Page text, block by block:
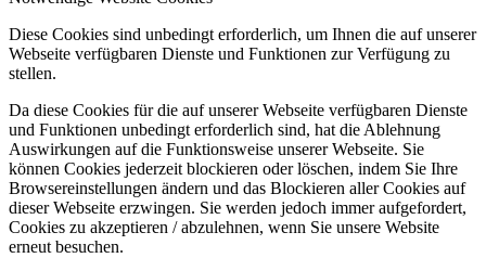
Diese Cookies sind unbedingt erforderlich, um Ihnen die auf unserer
Webseite verfügbaren Dienste und Funktionen zur Verfügung zu
stellen.
Da diese Cookies für die auf unserer Webseite verfügbaren Dienste
und Funktionen unbedingt erforderlich sind, hat die Ablehnung
Auswirkungen auf die Funktionsweise unserer Webseite. Sie
können Cookies jederzeit blockieren oder löschen, indem Sie Ihre
Browsereinstellungen ändern und das Blockieren aller Cookies auf
dieser Webseite erzwingen. Sie werden jedoch immer aufgefordert,
Cookies zu akzeptieren / abzulehnen, wenn Sie unsere Website
erneut besuchen.